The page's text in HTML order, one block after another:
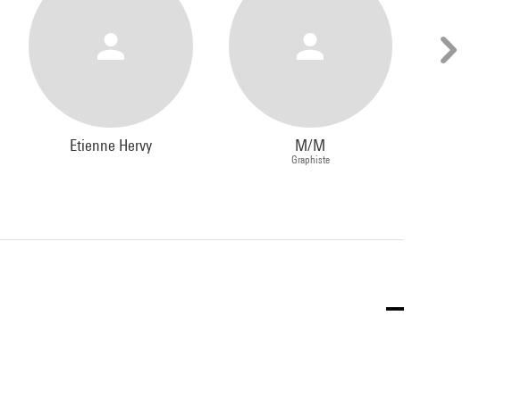
Etienne Hervy M/M
Graphiste